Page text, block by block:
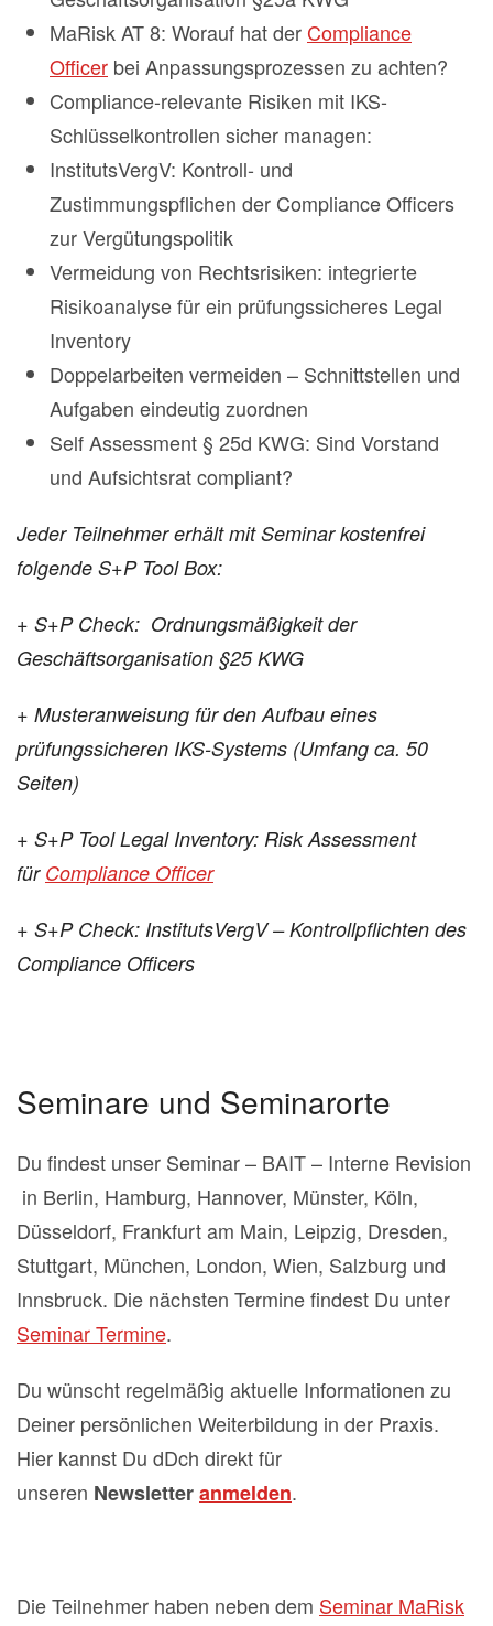
MaRisk AT 8: Worauf hat der Compliance
Officer bei Anpassungsprozessen zu achten?
Compliance-relevante Risiken mit IKS-
Schlüsselkontrollen sicher managen:
InstitutsVergV: Kontroll- und
Zustimmungspflichen der Compliance Officers
zur Vergütungspolitik
Vermeidung von Rechtsrisiken: integrierte
Risikoanalyse für ein prüfungssicheres Legal
Inventory
Doppelarbeiten vermeiden – Schnittstellen und
Aufgaben eindeutig zuordnen
Self Assessment § 25d KWG: Sind Vorstand
und Aufsichtsrat compliant?
Jeder Teilnehmer erhält mit Seminar kostenfrei
folgende S+P Tool Box:
+ S+P Check: Ordnungsmäßigkeit der
Geschäftsorganisation §25 KWG
+ Musteranweisung für den Aufbau eines
prüfungssicheren IKS-Systems (Umfang ca. 50
Seiten)
+ S+P Tool Legal Inventory: Risk Assessment
für Compliance Officer
+ S+P Check: InstitutsVergV – Kontrollpflichten des
Compliance Officers
Seminare und Seminarorte
Du findest unser Seminar – BAIT – Interne Revision
in Berlin, Hamburg, Hannover, Münster, Köln,
Düsseldorf, Frankfurt am Main, Leipzig, Dresden,
Stuttgart, München, London, Wien, Salzburg und
Innsbruck. Die nächsten Termine findest Du unter
Seminar Termine.
Du wünscht regelmäßig aktuelle Informationen zu
Deiner persönlichen Weiterbildung in der Praxis.
Hier kannst Du dDch direkt für
unseren Newsletteranmelden.
Die Teilnehmer haben neben dem Seminar MaRisk